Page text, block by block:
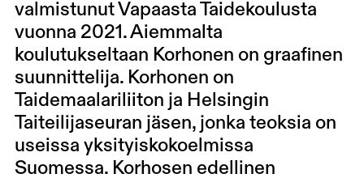
valmistunut Vapaasta Taidekoulusta
vuonna 2021. Aiemmalta
koulutukseltaan Korhonen on graafinen
suunnittelija. Korhonen on
Taidemaalariliiton ja Helsingin
Taiteilijaseuran jäsen, jonka teoksia on
useissa yksityiskokoelmissa
Suomessa. Korhosen edellinen